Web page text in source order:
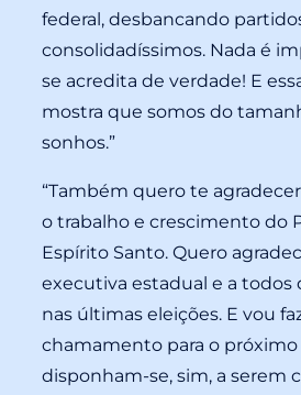
federal, desbancando
consolidadíssimos. Nada é
se acredita de verdade! E
mostra que somos do
sonhos.”
“Também quero te
o trabalho e crescimento do
Espírito Santo. Quero
executiva estadual e a todos
nas últimas eleições. E vou
chamamento para o
disponham-se, sim, a serem